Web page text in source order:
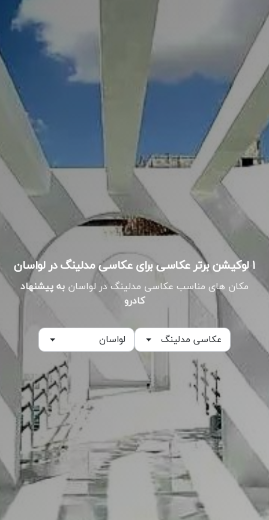
۱ لوکیشن برتر عکاسی برای عکاسی مدلینگ در لواسان
مکان های مناسب عکاسی مدلینگ در لواسان به پیشنهاد
کادرو
عکاسی مدلینگ لواسان